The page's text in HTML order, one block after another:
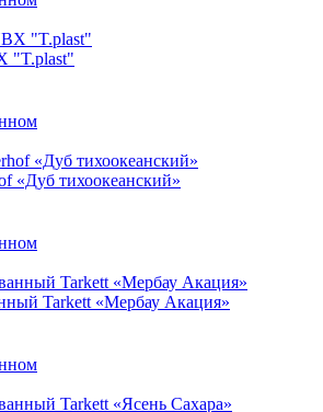
"T.plast"
«Дуб тихоокеанский»
Tarkett «Мербау Акация»